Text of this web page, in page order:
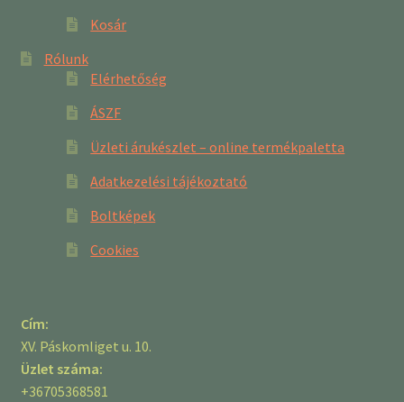
Kosár
Rólunk
Elérhetőség
ÁSZF
Üzleti árukészlet – online termékpaletta
Adatkezelési tájékoztató
Boltképek
Cookies
Cím:
XV. Páskomliget u. 10.
Üzlet száma:
+36705368581